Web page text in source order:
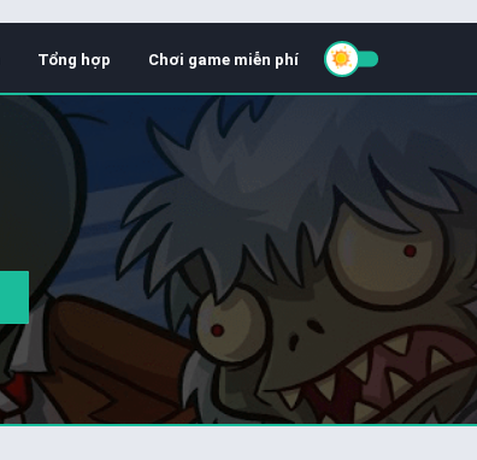
Tổng hợp Chơi game miễn phí